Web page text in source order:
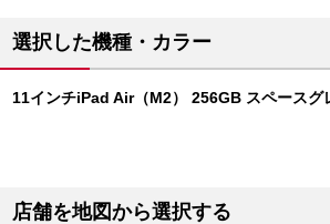
選択した機種・カラー
11インチiPad Air（M2） 256GB スペースグ
店舗を地図から選択する